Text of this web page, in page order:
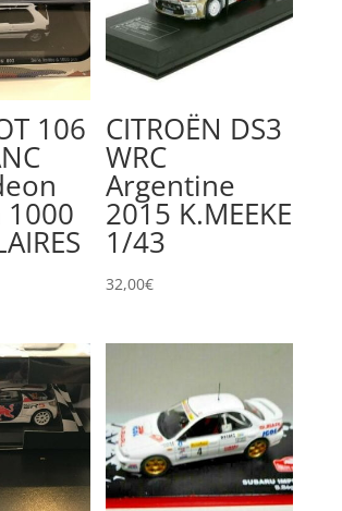
106 CITROËN DS3
WRC
Argentine
2015 K.MEEKE
1/43
32,00€